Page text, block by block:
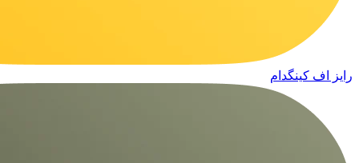
رایز اف کینگدام